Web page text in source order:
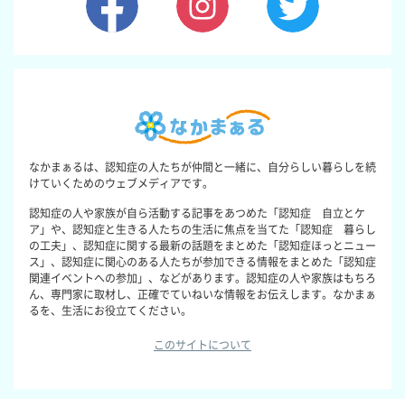
なかまぁるは、認知症の人たちが仲間と一緒に、自分らしい暮らしを続
けていくためのウェブメディアです。
認知症の人や家族が自ら活動する記事をあつめた「認知症 自立とケ
ア」や、認知症と生きる人たちの生活に焦点を当てた「認知症 暮らし
の工夫」、認知症に関する最新の話題をまとめた「認知症ほっとニュー
ス」、認知症に関心のある人たちが参加できる情報をまとめた「認知症
関連イベントへの参加」、などがあります。認知症の人や家族はもちろ
ん、専門家に取材し、正確でていねいな情報をお伝えします。なかまぁ
るを、生活にお役立てください。
このサイトについて